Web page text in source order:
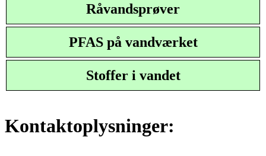
Råvandsprøver
PFAS på vandværket
Stoffer i vandet
Kontaktoplysninger: